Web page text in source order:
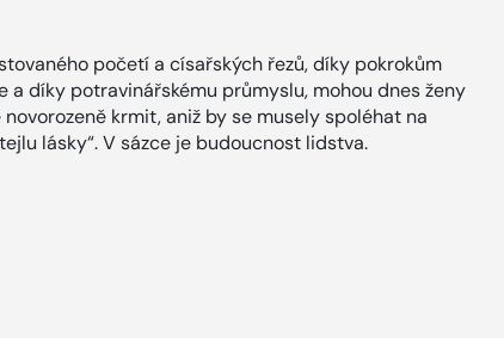
početí a císařských řezů, díky pokrokům
a díky potravinářskému průmyslu, mohou dnes ženy
krmit, aniž by se musely spoléhat na
lásky“. V sázce je budoucnost lidstva.